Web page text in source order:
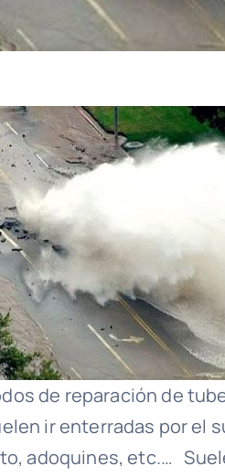
de reparación de
ir enterradas por el
adoquines, etc.…